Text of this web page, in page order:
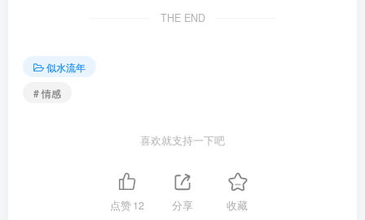
THE END
似水流年
# 情感
喜欢就支持一下吧
点赞12 分享 收藏